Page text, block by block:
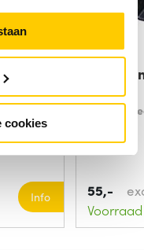
cookies
Info 55,-
Voorraad